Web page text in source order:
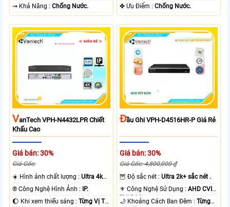
️⇝ Khả Năng :Chống Nước.
️✤ Ưu Điểm :Chống Nước.
VAnTech VPH-N4432LPR Chiết
Khấu Cao
Giá bán: 30%
Giá Gốc:
☀️ Hình ảnh chất lượng :Ultra 4k
👍🏾 .
®️ Công Nghệ Hình Ảnh : IP.
🌔 Khi xem thiếu sáng :Từng Vị Trí
ĐẦu Ghi VPH-D4516HR-P Giá Rẻ
Giá bán: 30%
Giá Gốc: 4,800,000 ₫
🦉 Độ sắc nét :Ultra 2k+ sắc nét .
⚜️ Công Nghệ Sử Dụng :AHD CVI
TVI BCS.
🌙 Khoảng Cách Ban Đêm :Từng